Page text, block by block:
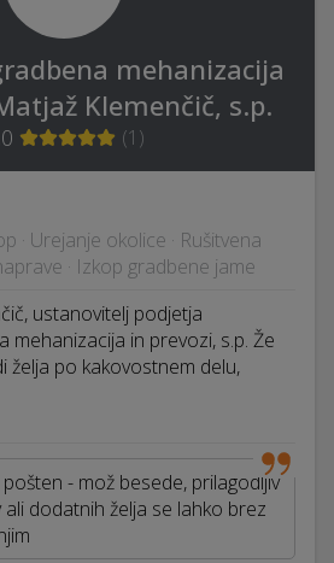
mehanizacija
Klemenčič, s.p.
(1 )
· Urejanje okolice · Rušitvena
· Izkop gradbene jame
ustanovitelj podjetja
mehanizacija in prevozi, s.p. Že
želja po kakovostnem delu,
- mož besede, prilagodljiv
dodatnih želja se lahko brez